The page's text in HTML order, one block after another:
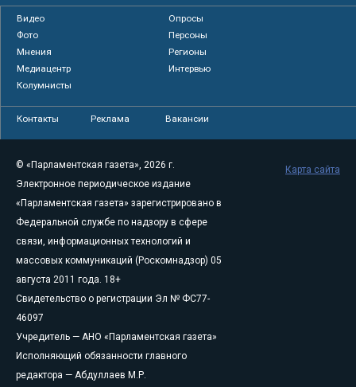
Видео
Опросы
Фото
Персоны
Мнения
Регионы
Медиацентр
Интервью
Колумнисты
Контакты Реклама Вакансии
© «Парламентская газета», 2026 г.
Электронное периодическое издание
«Парламентская газета» зарегистрировано в
Федеральной службе по надзору в сфере
связи, информационных технологий и
массовых коммуникаций (Роскомнадзор) 05
августа 2011 года. 18+
Свидетельство о регистрации Эл № ФС77-
46097
Учредитель — АНО «Парламентская газета»
Исполняющий обязанности главного
редактора — Абдуллаев М.Р.
Карта сайта